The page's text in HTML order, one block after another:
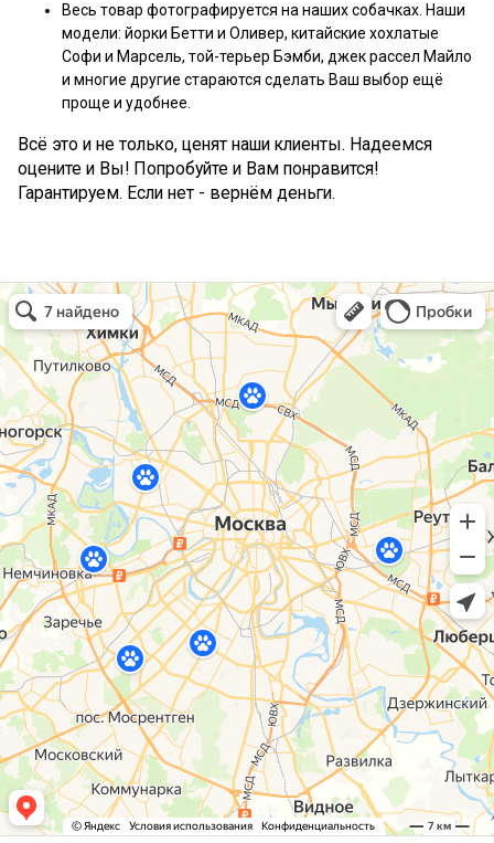
Весь товар фотографируется на наших собачках. Наши
модели: йорки Бетти и Оливер, китайские хохлатые
Софи и Марсель, той-терьер Бэмби, джек рассел Майло
и многие другие стараются сделать Ваш выбор ещё
проще и удобнее.
Всё это и не только, ценят наши клиенты. Надеемся
оцените и Вы! Попробуйте и Вам понравится!
Гарантируем. Если нет - вернём деньги.